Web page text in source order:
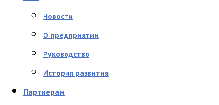
Новости
О предприятии
Руководство
История развития
Партнерам